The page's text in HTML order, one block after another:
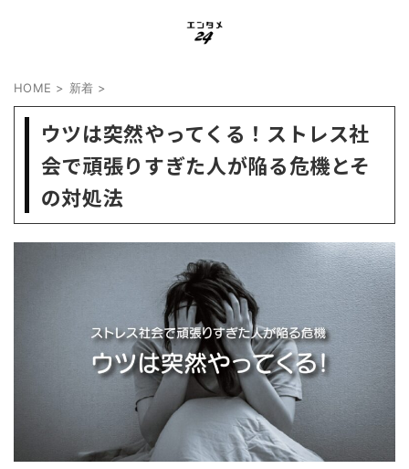
HOME > 新着 >
ウツは突然やってくる！ストレス社
会で頑張りすぎた人が陥る危機とそ
の対処法